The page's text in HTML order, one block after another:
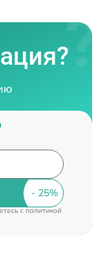
c политикой